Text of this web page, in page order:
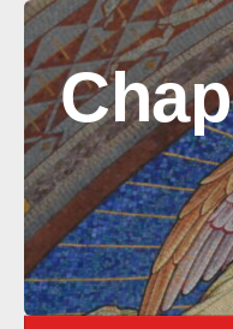
Skip to content